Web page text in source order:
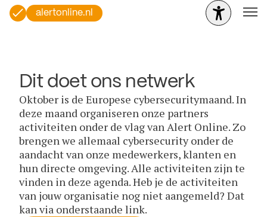
alertonline.nl
Dit doet ons netwerk
Oktober is de Europese cybersecuritymaand. In
deze maand organiseren onze partners
activiteiten onder de vlag van Alert Online. Zo
brengen we allemaal cybersecurity onder de
aandacht van onze medewerkers, klanten en
hun directe omgeving. Alle activiteiten zijn te
vinden in deze agenda. Heb je de activiteiten
van jouw organisatie nog niet aangemeld? Dat
kan via onderstaande link.